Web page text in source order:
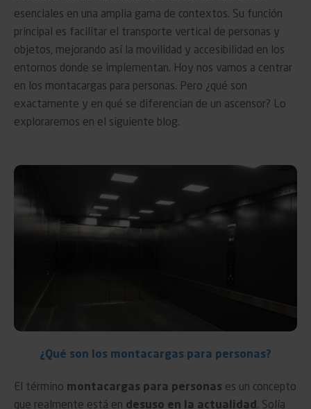
esenciales en una amplia gama de contextos. Su función
principal es facilitar el transporte vertical de personas y
objetos, mejorando así la movilidad y accesibilidad en los
entornos donde se implementan. Hoy nos vamos a centrar
en los montacargas para personas. Pero ¿qué son
exactamente y en qué se diferencian de un ascensor? Lo
exploraremos en el siguiente blog.
¿Qué son los montacargas para personas?
El término montacargas para personas es un concepto
que realmente está en desuso en la actualidad . Solía